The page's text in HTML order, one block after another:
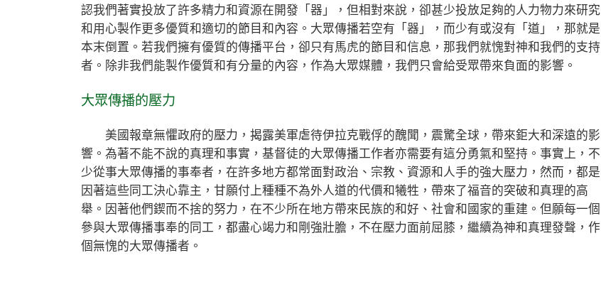
認我們著實投放了許多精力和資源在開發「器」，但相對來說，卻甚少投放足夠的人力物力來研究
和用心製作更多優質和適切的節目和內容。大眾傳播若空有「器」，而少有或沒有「道」，那就是
本末倒置。若我們擁有優質的傳播平台，卻只有馬虎的節目和信息，那我們就愧對神和我們的支持
者。除非我們能製作優質和有分量的內容，作為大眾媒體，我們只會給受眾帶來負面的影響。
大眾傳播的壓力
美國報章無懼政府的壓力，揭露美軍虐待伊拉克戰俘的醜聞，震驚全球，帶來鉅大和深遠的影
響。為著不能不說的真理和事實，基督徒的大眾傳播工作者亦需要有這分勇氣和堅持。事實上，不
少從事大眾傳播的事奉者，在許多地方都常面對政治、宗教、資源和人手的強大壓力，然而，都是
因著這些同工決心靠主，甘願付上種種不為外人道的代價和犧牲，帶來了福音的突破和真理的高
舉。因著他們鍥而不捨的努力，在不少所在地方帶來民族的和好、社會和國家的重建。但願每一個
參與大眾傳播事奉的同工，都盡心竭力和剛強壯膽，不在壓力面前屈膝，繼續為神和真理發聲，作
個無愧的大眾傳播者。